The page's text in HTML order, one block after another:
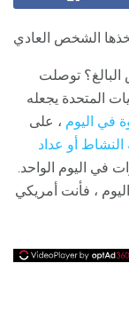
الشخص العادي
توصلت
المتحدة يجعله
، على
النشاط أو عداد
في اليوم الواحد.
و 7000 خطوة في اليوم ، فأنت أمريكي